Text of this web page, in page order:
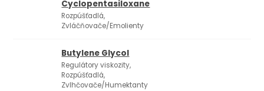
Cyclopentasiloxane
Rozpúšťadlá,
Zvláčňovače/Emolienty
Butylene Glycol
Regulátory viskozity,
Rozpúšťadlá,
Zvlhčovače/Humektanty